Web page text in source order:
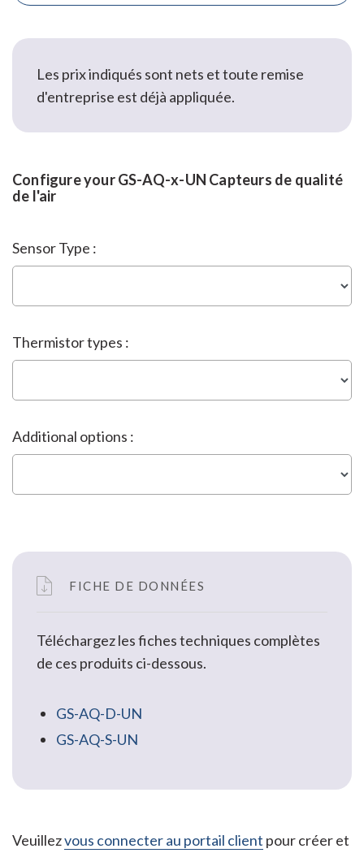
Les prix indiqués sont nets et toute remise
d'entreprise est déjà appliquée.
Configure your GS-AQ-x-UN Capteurs de qualité
de l'air
Sensor Type :
Thermistor types :
Additional options :
FICHE DE DONNÉES
Téléchargez les fiches techniques complètes
de ces produits ci-dessous.
GS-AQ-D-UN
GS-AQ-S-UN
Veuillezvous connecter au portail client pour créer et